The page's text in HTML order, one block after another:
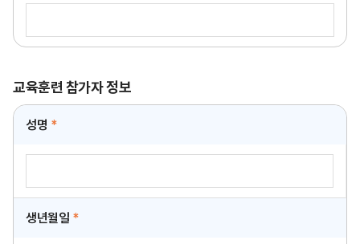
교육훈련 참가자 정보
성명 *
생년월일 *